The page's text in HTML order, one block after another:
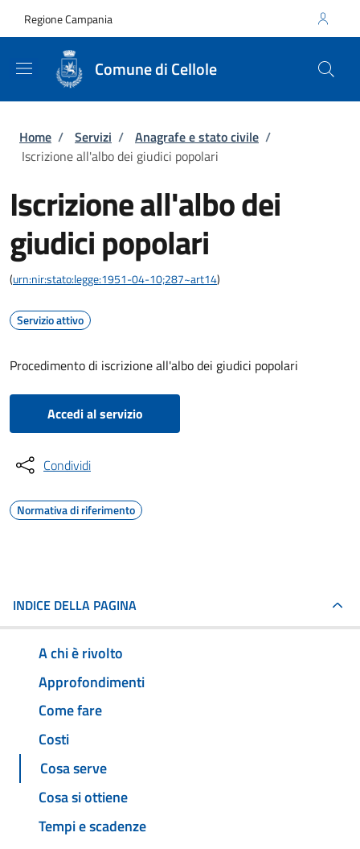
Regione Campania
Comune di Cellole
Briciole di pane
Home / Servizi / Anagrafe e stato civile /
Iscrizione all'albo dei giudici popolari
Iscrizione all'albo dei
giudici popolari
(urn:nir:stato:legge:1951-04-10;287~art14)
Servizio attivo
Procedimento di iscrizione all'albo dei giudici popolari
Accedi al servizio
Condividi
Normativa di riferimento
INDICE DELLA PAGINA
A chi è rivolto
Approfondimenti
Come fare
Costi
Cosa serve
Cosa si ottiene
Tempi e scadenze